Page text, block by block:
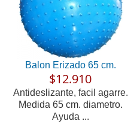
Balon Erizado 65 cm.
$12.910
Antideslizante, facil agarre.
Medida 65 cm. diametro.
Ayuda ...